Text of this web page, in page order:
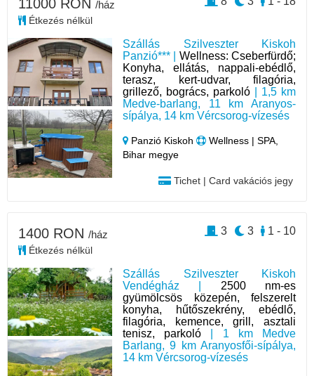
Szállás Szilveszter Kiskoh
Panzió*** | Wellness: Cseberfürdő;
Konyha, ellátás, nappali-ebédlő,
terasz, kert-udvar, filagória,
grillező, bogrács, parkoló | 1,5 km
Medve-barlang, 11 km Aranyos-
sípálya, 14 km Vércsorog-vízesés
Panzió Kiskoh
Wellness | SPA,
Bihar megye
Tichet | Card vakációs jegy
11000 RON /ház
Étkezés nélkül
Szállás Szilveszter Kiskoh
Vendégház | 2500 nm-es
gyümölcsös közepén, felszerelt
konyha, hűtőszekrény, ebédlő,
filagória, kemence, grill, asztali
tenisz, parkoló | 1 km Medve
Barlang, 9 km Aranyosfői-sípálya,
14 km Vércsorog-vízesés
1400 RON /ház
Étkezés nélkül
1 - 10
3
3